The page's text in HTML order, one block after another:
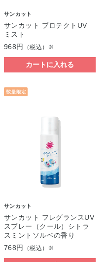
サンカット
サンカット プロテクトUV
ミスト
968円
（税込）※
カートに入れる
サンカット
サンカット フレグランスUV
スプレー（クール）シトラ
スミントソルベの香り
768円
（税込）※